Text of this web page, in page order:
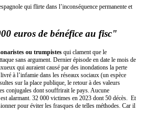
qui flirte dans l’inconséquence permanente et
euros de bénéfice au fisc"
ou trumpistes qui clament que le
sans argument. Dernier épisode en date le mois de
qui auraient causé par des inondations la perte
à l’infamie dans les réseaux sociaux (un espèce
sur la place publique, le retour à des valeurs
conjugales dont souffrirait le pays. Aucune
alarmant. 32 000 victimes en 2023 dont 50 décès. Et
pour éviter les frasques de telles méthodes. Car il